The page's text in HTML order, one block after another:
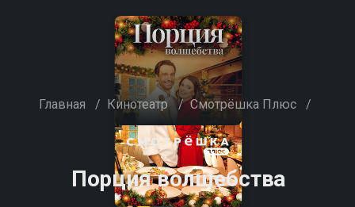
Главная / Кинотеатр / Смотрёшка Плюс /
Порция волшебства